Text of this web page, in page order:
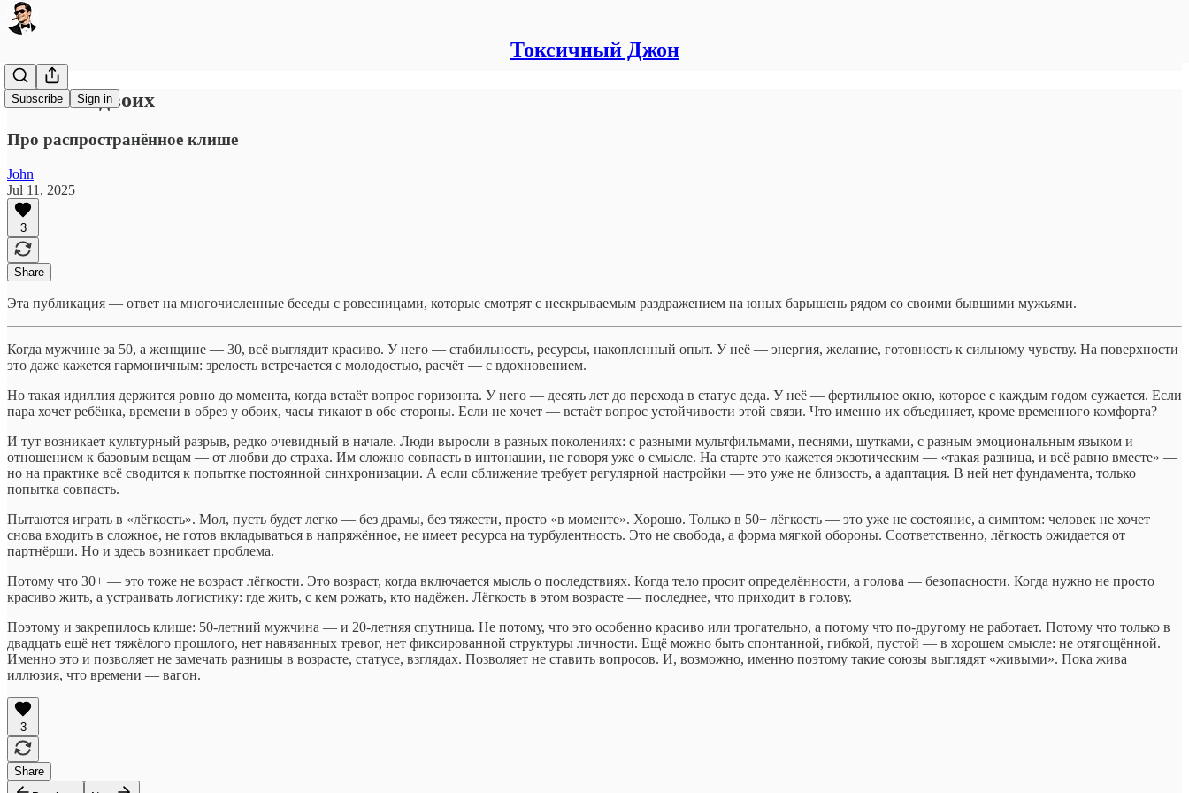
Токсичный Джон
Subscribe Sign in
70 лет на двоих
Про распространённое клише
John
Jul 11, 2025
3
Share
Эта публикация — ответ на многочисленные беседы с ровесницами, которые смотрят с нескрываемым раздражением на юных барышень рядом со своими бывшими мужьями.
Когда мужчине за 50, а женщине — 30, всё выглядит красиво. У него — стабильность, ресурсы, накопленный опыт. У неё — энергия, желание, готовность к сильному чувству. На поверхности
это даже кажется гармоничным: зрелость встречается с молодостью, расчёт — с вдохновением.
Но такая идиллия держится ровно до момента, когда встаёт вопрос горизонта. У него — десять лет до перехода в статус деда. У неё — фертильное окно, которое с каждым годом сужается. Если
пара хочет ребёнка, времени в обрез у обоих, часы тикают в обе стороны. Если не хочет — встаёт вопрос устойчивости этой связи. Что именно их объединяет, кроме временного комфорта?
И тут возникает культурный разрыв, редко очевидный в начале. Люди выросли в разных поколениях: с разными мультфильмами, песнями, шутками, с разным эмоциональным языком и
отношением к базовым вещам — от любви до страха. Им сложно совпасть в интонации, не говоря уже о смысле. На старте это кажется экзотическим — «такая разница, и всё равно вместе» —
но на практике всё сводится к попытке постоянной синхронизации. А если сближение требует регулярной настройки — это уже не близость, а адаптация. В ней нет фундамента, только
попытка совпасть.
Пытаются играть в «лёгкость». Мол, пусть будет легко — без драмы, без тяжести, просто «в моменте». Хорошо. Только в 50+ лёгкость — это уже не состояние, а симптом: человек не хочет
снова входить в сложное, не готов вкладываться в напряжённое, не имеет ресурса на турбулентность. Это не свобода, а форма мягкой обороны. Соответственно, лёгкость ожидается от
партнёрши. Но и здесь возникает проблема.
Потому что 30+ — это тоже не возраст лёгкости. Это возраст, когда включается мысль о последствиях. Когда тело просит определённости, а голова — безопасности. Когда нужно не просто
красиво жить, а устраивать логистику: где жить, с кем рожать, кто надёжен. Лёгкость в этом возрасте — последнее, что приходит в голову.
Поэтому и закрепилось клише: 50-летний мужчина — и 20-летняя спутница. Не потому, что это особенно красиво или трогательно, а потому что по-другому не работает. Потому что только в
двадцать ещё нет тяжёлого прошлого, нет навязанных тревог, нет фиксированной структуры личности. Ещё можно быть спонтанной, гибкой, пустой — в хорошем смысле: не отягощённой.
Именно это и позволяет не замечать разницы в возрасте, статусе, взглядах. Позволяет не ставить вопросов. И, возможно, именно поэтому такие союзы выглядят «живыми». Пока жива
иллюзия, что времени — вагон.
3
Share